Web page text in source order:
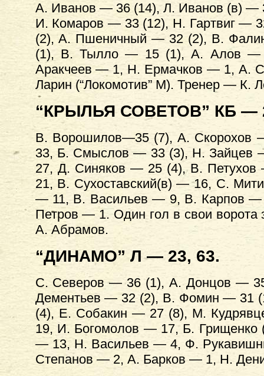
А. Иванов — 36 (14), Л. Иванов (в)
И. Комаров — 33 (12), Н. Гартвиг —
(2), А. Пшеничный — 32 (2), В.
(1), В. Тылло — 15 (1), А. Алов
Аракчеев — 1, Н. Ермачков — 1, А.
Ларин (“Локомотив” М). Тренер — К.
“КРЫЛЬЯ СОВЕТОВ” КБ —
В. Ворошилов—35 (7), А. Скорохов
33, Б. Смыслов — 33 (3), Н.
27, Д. Синяков — 25 (4), В.
21, В. Сухоставский(в) — 16, С.
— 11, В. Васильев — 9, В. Карпов
Петров — 1. Один гол в свои
А. Абрамов.
“ДИНАМО” Л — 23, 63.
С. Северов — 36 (1), А. Донцов —
Дементьев — 32 (2), В. Фомин — 31
(4), Е. Собакин — 27 (8), М.
19, И. Богомолов — 17, Б.
— 13, Н. Васильев — 4, Ф.
Степанов — 2, А. Барков — 1, Н.